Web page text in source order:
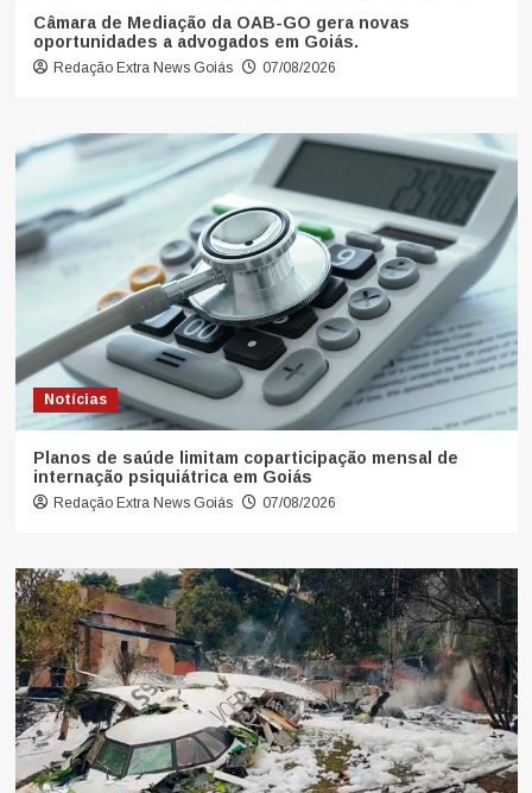
Câmara de Mediação da OAB-GO gera novas
oportunidades a advogados em Goiás.
Redação Extra News Goiás 07/08/2026
Notícias
Planos de saúde limitam coparticipação mensal de
internação psiquiátrica em Goiás
Redação Extra News Goiás 07/08/2026